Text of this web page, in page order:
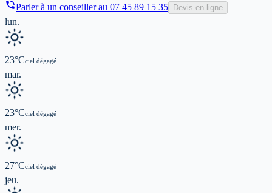
Parler à un conseiller au 07 45 89 15 35 Devis en ligne
lun.
23°Cciel dégagé
mar.
23°Cciel dégagé
mer.
27°Cciel dégagé
jeu.